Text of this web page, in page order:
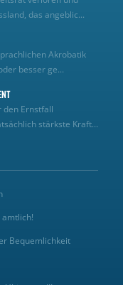
das angeblic...
Akrobatik
besser ge...
den Ernstfall
stärkste Kraft...
amtlich!
Bequemlichkeit